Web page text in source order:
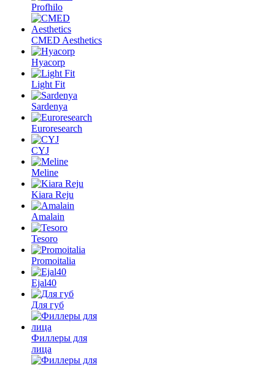
Profhilo
CMED Aesthetics
Hyacorp
Light Fit
Sardenya
Euroresearch
CYJ
Meline
Kiara Reju
Amalain
Tesoro
Promoitalia
Ejal40
Для губ
Филлеры для
лица